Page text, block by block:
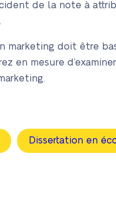
de la note à
marketing doit être
en mesure
Dissertation en